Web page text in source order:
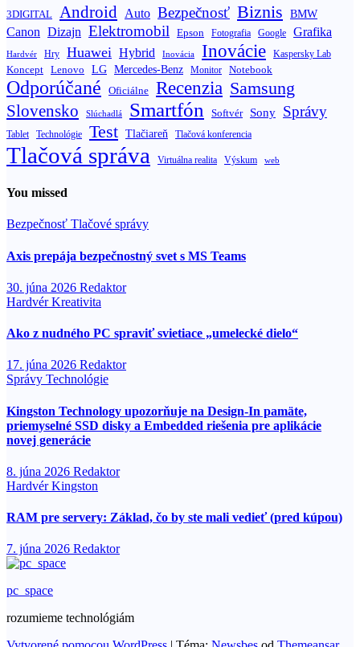
3DIGITAL Android Auto Bezpečnosť Biznis BMW
Canon Dizajn Elektromobil Epson Fotografia Google Grafika
Hardvér Hry Huawei Hybrid Inovácia Inovácie Kaspersky Lab
Koncept Lenovo LG Mercedes-Benz Monitor Notebook
Odporúčané Oficiálne Recenzia Samsung
Slovensko Slúchadlá Smartfón Softvér Sony Správy
Tablet Technológie Test Tlačiareň Tlačová konferencia
Tlačová správa Virtuálna realita Výskum web
You missed
Bezpečnosť Tlačové správy
Axis prepája bezpečnostný svet s MS Teams
30. júna 2026 Redaktor
HardvérKreativita
Ako z nudného PC spraviť svietiace „umelecké dielo“
17. júna 2026 Redaktor
Správy Technológie
Kingston Technology upozorňuje na Design-In pamäte,
priemyselné SSD disky a Embedded riešenia pre aplikácie
novej generácie
8. júna 2026 Redaktor
HardvérKingston
RAM pre servery: Základ, čo by ste mali vedieť (pred kúpou)
7. júna 2026 Redaktor
pc_space
rozumieme technológiám